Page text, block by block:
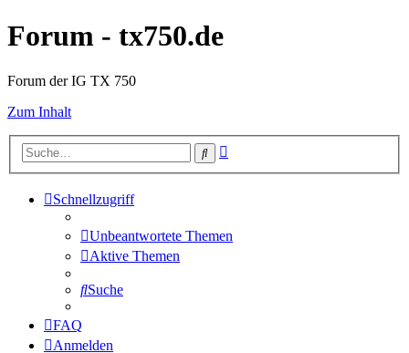
Forum - tx750.de
Forum der IG TX 750
Zum Inhalt
Suche
Schnellzugriff
Unbeantwortete Themen
Aktive Themen
Suche
FAQ
Anmelden